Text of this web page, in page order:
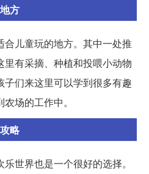
方
儿童玩的地方。其中一处推
有采摘、种植和投喂小动物
们来这里可以学到很多有趣
场的工作中。
略
世界也是一个很好的选择。